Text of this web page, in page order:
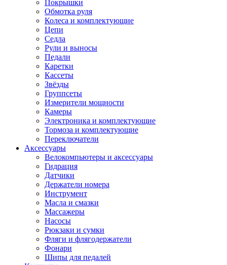
Покрышки
Обмотка руля
Колеса и комплектующие
Цепи
Седла
Рули и выносы
Педали
Каретки
Кассеты
Звёзды
Группсеты
Измерители мощности
Камеры
Электроника и комплектующие
Тормоза и комплектующие
Переключатели
Аксессуары
Велокомпьютеры и аксессуары
Гидрация
Датчики
Держатели номера
Инструмент
Масла и смазки
Массажеры
Насосы
Рюкзаки и сумки
Фляги и флягодержатели
Фонари
Шипы для педалей